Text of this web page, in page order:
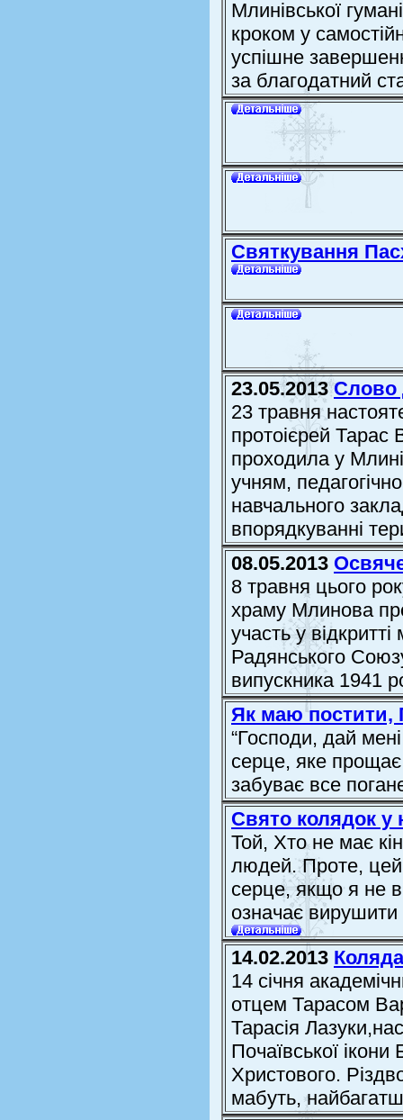
Млинівської
кроком у
успішне
за благодатний
Святкування
23.05.2013Слово
23 травня
протоієрей Тарас
проходила у
учням,
навчального
впорядкуванні
08.05.2013
8 травня цього
храму Млинова
участь у
Радянського
випускника 1941
Як маю постити,
“Господи, дай
серце, яке
забуває все
Свято колядок у
Той, Хто не має
людей. Проте,
серце, якщо я не
означає
14.02.2013
14 січня
отцем Тарасом
Тарасія
Почаївської
Христового.
мабуть,